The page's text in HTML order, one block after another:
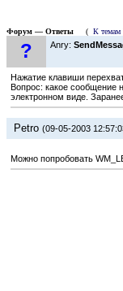
Форум — Ответы ( К темам
? Anry:
Нажатие клавиши
Вопрос: какое сообщение
электронном виде.
Petro (09-05-2003
Можно попробовать